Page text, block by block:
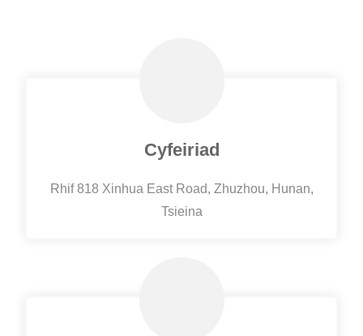
Cyfeiriad
Rhif 818 Xinhua East Road, Zhuzhou, Hunan,
Tsieina